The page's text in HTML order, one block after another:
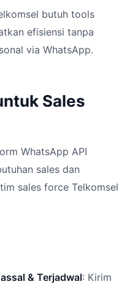
butuh tools
efisiensi tanpa
via WhatsApp.
Sales
WhatsApp API
sales dan
sales force Telkomsel
& Terjadwal: Kirim